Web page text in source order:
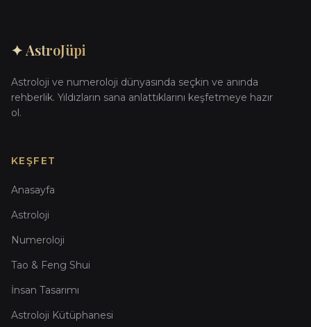
✦ AstroJüpi
Astroloji ve numeroloji dünyasında seçkin ve anında
rehberlik. Yıldızların sana anlattıklarını keşfetmeye hazır
ol.
KEŞFET
Anasayfa
Astroloji
Numeroloji
Tao & Feng Shui
İnsan Tasarımı
Astroloji Kütüphanesi